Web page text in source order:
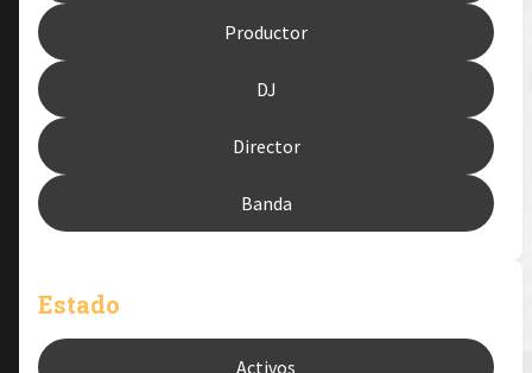
Productor
DJ
Director
Banda
Estado
Activos